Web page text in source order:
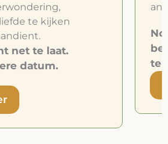
te kijken
net te laat.
datum.
te